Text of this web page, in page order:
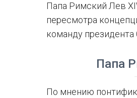
Папа Римский Лев
пересмотра
команду
Папа
По мнению